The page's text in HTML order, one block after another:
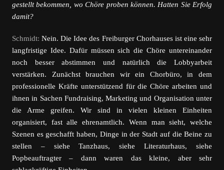
gestellt bekommen, wo Chöre proben können. Hatten Sie Erfolg
damit?
Schmidt: Nein. Die Idee des Freiburger Chorhauses ist eine sehr
langfristige Idee. Dafür müssen sich die Chöre untereinander
noch besser abstimmen und natürlich die Lobbyarbeit
verstärken. Zunächst brauchen wir ein Chorbüro, in dem
professionelle Kräfte unterstützend für die Chöre arbeiten und
ihnen in Sachen Fundraising, Marketing und Organisation unter
die Arme greifen. Wir sind in vielen kleinen Einheiten
organisiert, fast alle ehrenamtlich. Wenn man sieht, welche
Szenen es geschafft haben, Dinge in der Stadt auf die Beine zu
stellen – siehe Tanzhaus, siehe Literaturhaus, siehe
Popbeauftragter – dann waren das kleine, aber sehr